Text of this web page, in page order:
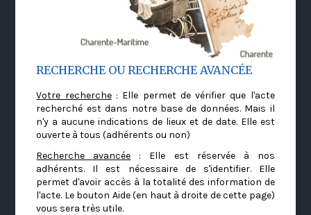
RECHERCHE OU RECHERCHE AVANCÉE
Votre recherche: Elle permet de vérifier que l'acte
recherché est dans notre base de données. Mais il
n'y a aucune indications de lieux et de date. Elle est
ouverte à tous (adhérents ou non)
Recherche avancée : Elle est réservée à nos
adhérents. Il est nécessaire de s'identifier. Elle
permet d'avoir accès à la totalité des information de
l'acte. Le bouton Aide (en haut à droite de cette page)
vous sera très utile.